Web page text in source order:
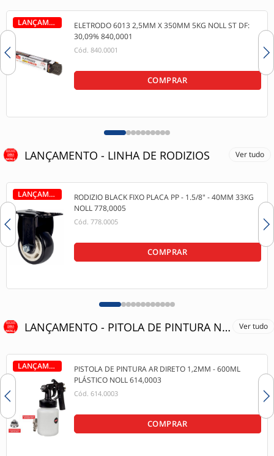
LANÇAMENTO
ELETRODO 6013 2,5MM X 350MM 5KG NOLL ST DF:
30,09% 840,0001
Cód. 840.0001
COMPRAR
LANÇAMENTO - LINHA DE RODIZIOS Ver tudo
LANÇAMENTO
RODIZIO BLACK FIXO PLACA PP - 1.5/8" - 40MM 33KG
NOLL 778,0005
Cód. 778.0005
COMPRAR
LANÇAMENTO - PITOLA DE PINTURA NOLL Ver tudo
LANÇAMENTO
PISTOLA DE PINTURA AR DIRETO 1,2MM - 600ML
PLÁSTICO NOLL 614,0003
Cód. 614.0003
COMPRAR